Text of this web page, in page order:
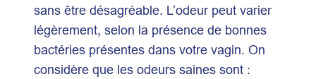
sans être désagréable. L’odeur peut varier
légèrement, selon la présence de bonnes
bactéries présentes dans votre vagin. On
considère que les odeurs saines sont :